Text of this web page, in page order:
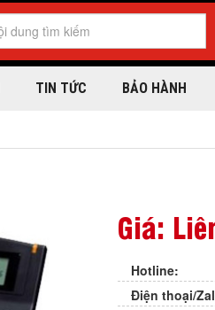
TIN TỨC BẢO HÀNH
Giá:
Hotline:
Điện thoại/